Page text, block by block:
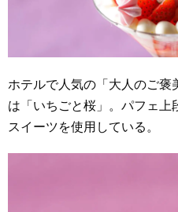
ホテルで人気の「大人のご褒
は「いちごと桜」。パフェ上
スイーツを使用している。